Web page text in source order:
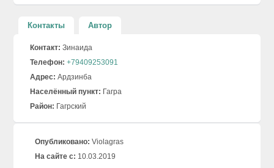
Контакты Автор
Контакт: Зинаида
Телефон: +79409253091
Адрес: Ардзинба
Населённый пункт: Гагра
Район: Гагрский
Опубликовано: Violagras
На сайте с: 10.03.2019